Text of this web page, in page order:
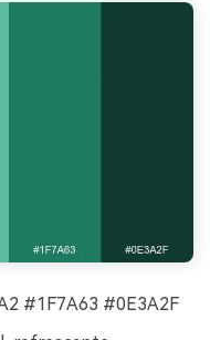
#1F7A63 #0E3A2F